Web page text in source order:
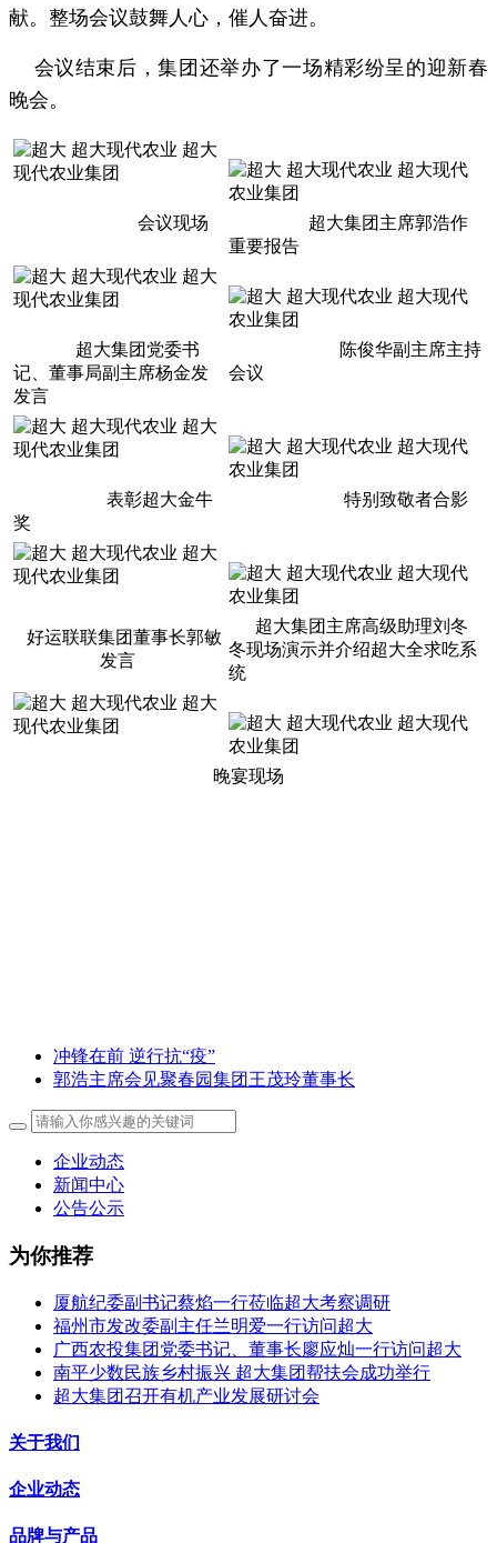
献。整场会议鼓舞人心，催人奋进。
会议结束后，集团还举办了一场精彩纷呈的迎新春
晚会。
会议现场
超大集团主席郭浩作
重要报告
超大集团党委书
记、董事局副主席杨金发
发言
陈俊华副主席主持
会议
表彰超大金牛
奖
特别致敬者合影
好运联联集团董事长郭敏
发言
超大集团主席高级助理刘冬
冬现场演示并介绍超大全求吃系
统
晚宴现场
冲锋在前 逆行抗“疫”
郭浩主席会见聚春园集团王茂玲董事长
企业动态
新闻中心
公告公示
为你推荐
厦航纪委副书记蔡焰一行莅临超大考察调研
福州市发改委副主任兰明爱一行访问超大
广西农投集团党委书记、董事长廖应灿一行访问超大
南平少数民族乡村振兴 超大集团帮扶会成功举行
超大集团召开有机产业发展研讨会
关于我们
企业动态
品牌与产品